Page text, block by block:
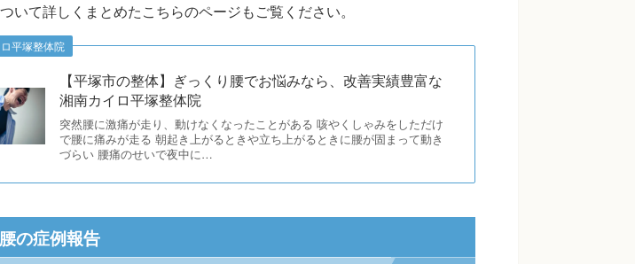
いて詳しくまとめたこちらのページもご覧ください。
平塚整体院
【平塚市の整体】ぎっくり腰でお悩みなら、改善実績豊富な
湘南カイロ平塚整体院
突然腰に激痛が走り、動けなくなったことがある 咳やくしゃみをしただけ
で腰に痛みが走る 朝起き上がるときや立ち上がるときに腰が固まって動き
づらい 腰痛のせいで夜中に…
の症例報告